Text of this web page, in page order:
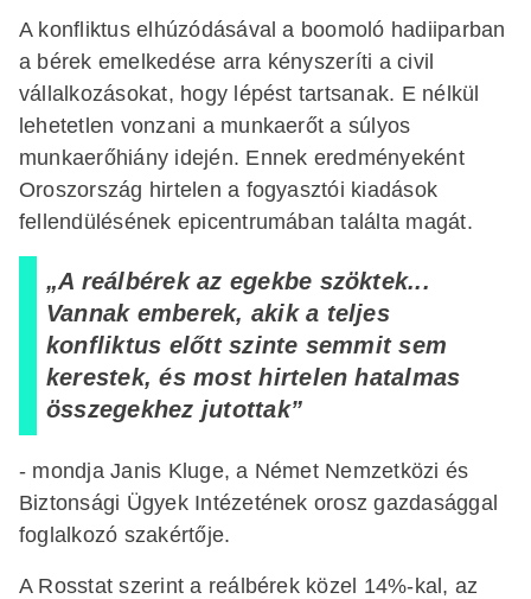
A konfliktus elhúzódásával a boomoló hadiiparban
a bérek emelkedése arra kényszeríti a civil
vállalkozásokat, hogy lépést tartsanak. E nélkül
lehetetlen vonzani a munkaerőt a súlyos
munkaerőhiány idején. Ennek eredményeként
Oroszország hirtelen a fogyasztói kiadások
fellendülésének epicentrumában találta magát.
„A reálbérek az egekbe szöktek...
Vannak emberek, akik a teljes
konfliktus előtt szinte semmit sem
kerestek, és most hirtelen hatalmas
összegekhez jutottak”
- mondja Janis Kluge, a Német Nemzetközi és
Biztonsági Ügyek Intézetének orosz gazdasággal
foglalkozó szakértője.
A Rosstat szerint a reálbérek közel 14%-kal, az